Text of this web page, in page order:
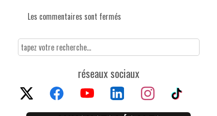
Les commentaires sont fermés
réseaux sociaux